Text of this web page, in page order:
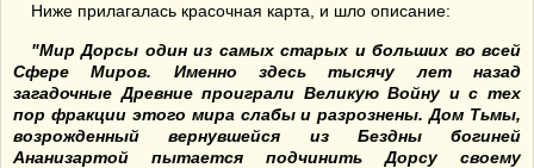
Ниже прилагалась красочная карта, и шло описание:
"Мир Дорсы один из самых старых и больших во всей
Сфере Миров. Именно здесь тысячу лет назад
загадочные Древние проиграли Великую Войну и с тех
пор фракции этого мира слабы и разрознены. Дом Тьмы,
возрожденный вернувшейся из Бездны богиней
Ананизартой пытается подчинить Дорсу своему